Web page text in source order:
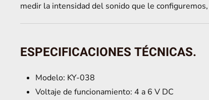
medir la intensidad del sonido que le
ESPECIFICACIONES TÉCNICAS.
Modelo: KY-038
Voltaje de funcionamiento: 4 a 6 V DC